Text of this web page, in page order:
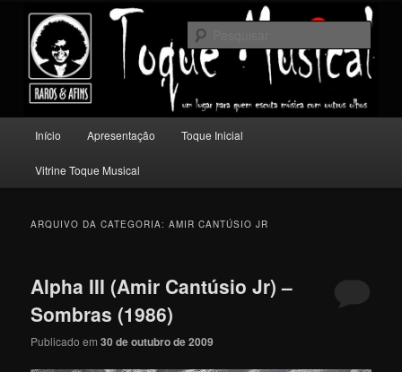
conteúdo
principal
conteúdo
secundário
Toque Musical
Um lugar para quem escuta música com outros olhos.
principal
Início Apresentação Toque Inicial
Vitrine Toque Musical
ARQUIVO DA CATEGORIA:AMIR CANTÚSIO JR
Alpha III (Amir Cantúsio Jr) –
Sombras (1986)
Publicado em30 de outubro de 2009